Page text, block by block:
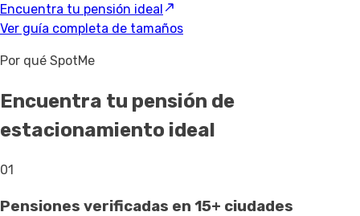
Encuentra tu pensión ideal
Ver guía completa de tamaños
Por qué SpotMe
Encuentra tu pensión de
estacionamiento ideal
01
Pensiones verificadas en 15+ ciudades